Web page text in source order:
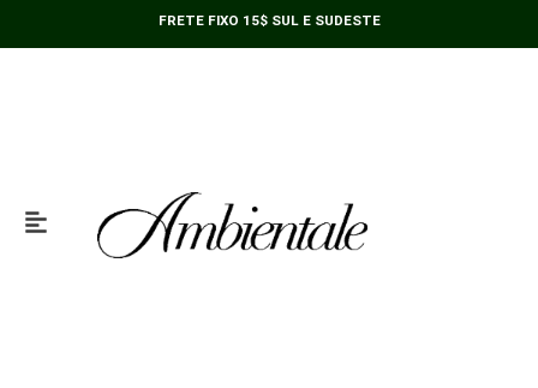
FRETE FIXO 15$ SUL E SUDESTE